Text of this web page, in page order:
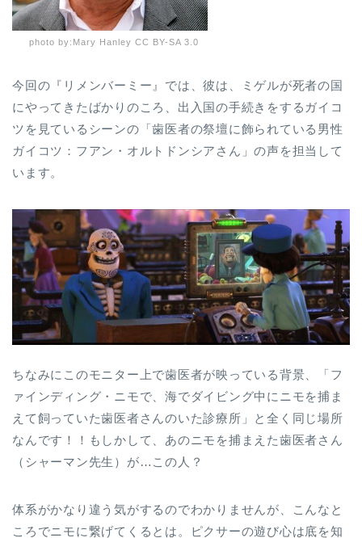
photo by:Mary Hanley CC BY-SA 3.0
今回の『リメンバーミー』では、彼は、ミゲルが死者の国
にやってきたばかりのころ、出入国の手続きをするガイコ
ツを見ているシーンの「歯医者の祭壇に飾られている男性
ガイコツ：フアン・オルトドンシアさん」の声を担当して
います。
ちなみにこのモニター上で歯医者が映っている背景、「フ
ァインディング・ニモで、海でダイビング中にニモを捕ま
えて飼っていた歯医者さんのいた診療所」と全く同じ場所
なんです！！もしかして、あのニモを捕まえた歯医者さん
（シャーマン先生）が…この人？
体系がかなり違う気がするのでわかりませんが、こんなと
ころでニモに繋げてくるとは。ピクサーの遊び心は底を知